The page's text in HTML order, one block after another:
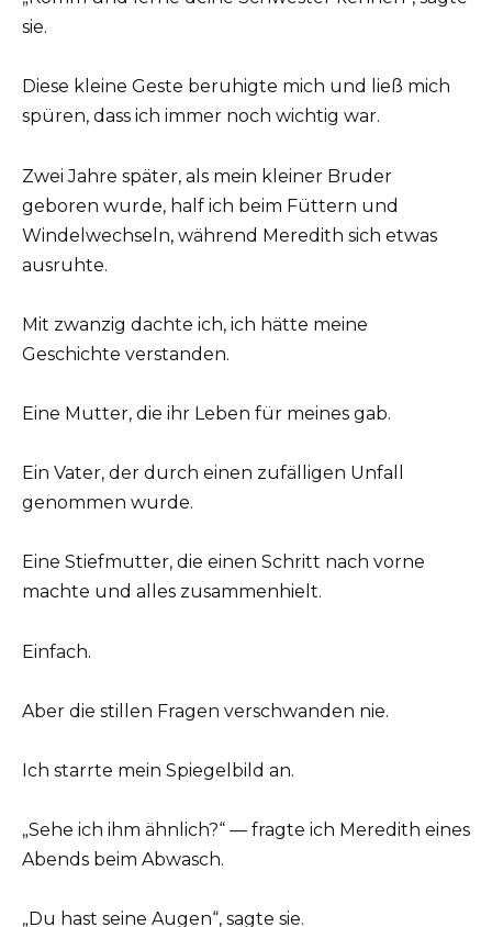
sie.
Diese kleine Geste beruhigte mich und ließ mich
spüren, dass ich immer noch wichtig war.
Zwei Jahre später, als mein kleiner Bruder
geboren wurde, half ich beim Füttern und
Windelwechseln, während Meredith sich etwas
ausruhte.
Mit zwanzig dachte ich, ich hätte meine
Geschichte verstanden.
Eine Mutter, die ihr Leben für meines gab.
Ein Vater, der durch einen zufälligen Unfall
genommen wurde.
Eine Stiefmutter, die einen Schritt nach vorne
machte und alles zusammenhielt.
Einfach.
Aber die stillen Fragen verschwanden nie.
Ich starrte mein Spiegelbild an.
„Sehe ich ihm ähnlich?“ — fragte ich Meredith eines
Abends beim Abwasch.
„Du hast seine Augen“, sagte sie.